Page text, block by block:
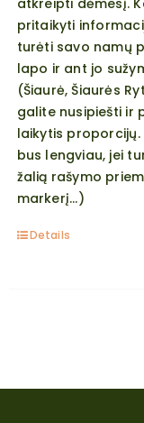
atkreipti dėmesį.
pritaikyti
turėti savo namų
lapo ir ant jo
(Šiaurė, Šiaurės
galite nusipiešti ir
laikytis
bus lengviau, jei
žalią rašymo
markerį...)
Details